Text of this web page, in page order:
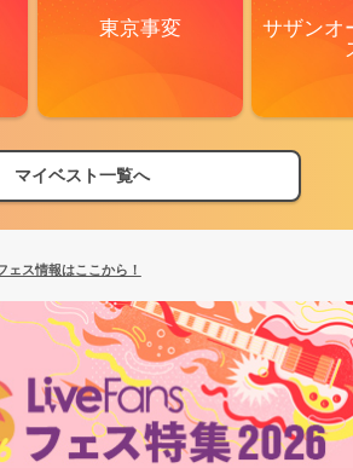
東京事変
サザンオ
マイベスト一覧へ
ェス情報はここから！
グ】2026年上半期編発表！
ェス情報はここから！
グ】2026年上半期編発表！